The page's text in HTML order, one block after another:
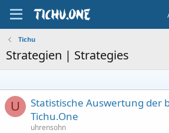
Tichu
Strategien | Strategies
U
Statistische Auswertung der
Tichu.One
uhrensohn